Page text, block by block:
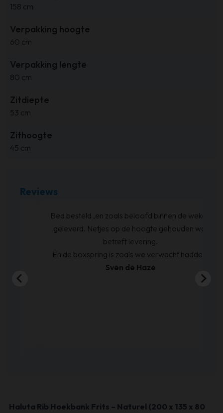
158 cm
Verpakking hoogte
60 cm
Verpakking lengte
80 cm
Zitdiepte
53 cm
Zithoogte
45 cm
Reviews
Bed besteld ,en zoals beloofd binnen de weken
geleverd. Netjes op de hoogte gehouden wat
betreft levering.
En de boxspring is zoals we verwacht hadden.
Sven de Haze
Haluta Rib Hoekbank Frits – Naturel (200 x 135 x 80